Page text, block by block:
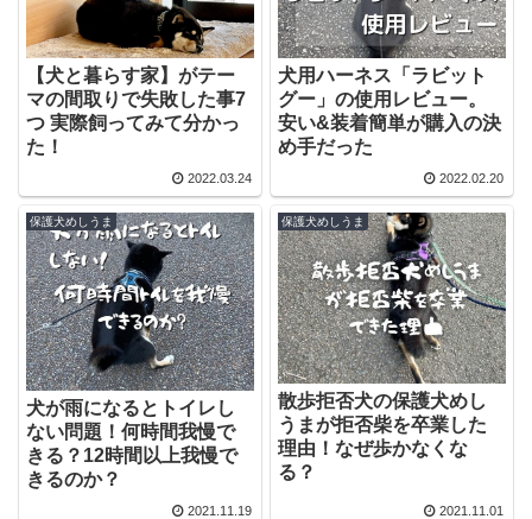
【犬と暮らす家】がテー
マの間取りで失敗した事7
つ 実際飼ってみて分かっ
た！
2022.03.24
犬用ハーネス「ラビット
グー」の使用レビュー。
安い&装着簡単が購入の決
め手だった
2022.02.20
保護犬めしうま
犬が雨になるとトイレし
ない問題！何時間我慢で
きる？12時間以上我慢で
きるのか？
2021.11.19
保護犬めしうま
散歩拒否犬の保護犬めし
うまが拒否柴を卒業した
理由！なぜ歩かなくな
る？
2021.11.01